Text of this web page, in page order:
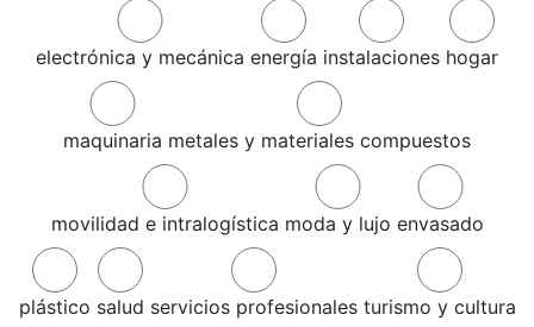
electrónica y mecánica energía instalaciones hogar
maquinaria metales y materiales compuestos
movilidad e intralogística moda y lujo envasado
plástico salud servicios profesionales turismo y cultura